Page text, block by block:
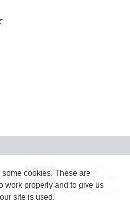
JASRAC許諾番号：
9024936001Y45037
JASRAC許諾番号：
cookies. These are
work properly and to give us
site is used.